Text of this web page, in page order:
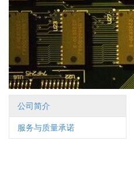
公司简介
服务与质量承诺